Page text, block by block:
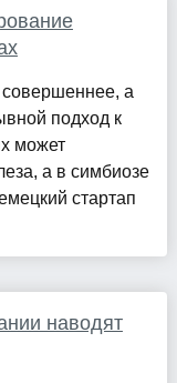
совершеннее, а
подход к
может
а в симбиозе
стартап
наводят